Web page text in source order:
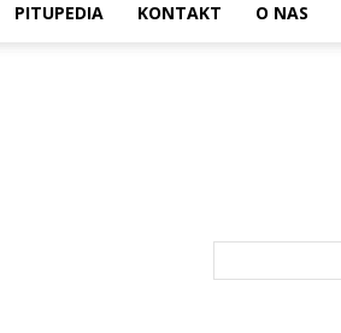
PITUPEDIA KONTAKT O NAS